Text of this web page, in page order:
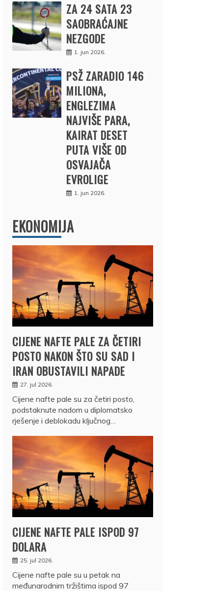
ZA 24 SATA 23
SAOBRAĆAJNE
NEZGODE
1. jun 2026.
PSŽ ZARADIO 146
MILIONA,
ENGLEZIMA
NAJVIŠE PARA,
KAIRAT DESET
PUTA VIŠE OD
OSVAJAČA
EVROLIGE
1. jun 2026.
EKONOMIJA
CIJENE NAFTE PALE ZA ČETIRI
POSTO NAKON ŠTO SU SAD I
IRAN OBUSTAVILI NAPADE
27. jul 2026.
Cijene nafte pale su za četiri posto,
podstaknute nadom u diplomatsko
rješenje i deblokadu ključnog…
CIJENE NAFTE PALE ISPOD 97
DOLARA
25. jul 2026.
Cijene nafte pale su u petak na
međunarodnim tržištima ispod 97